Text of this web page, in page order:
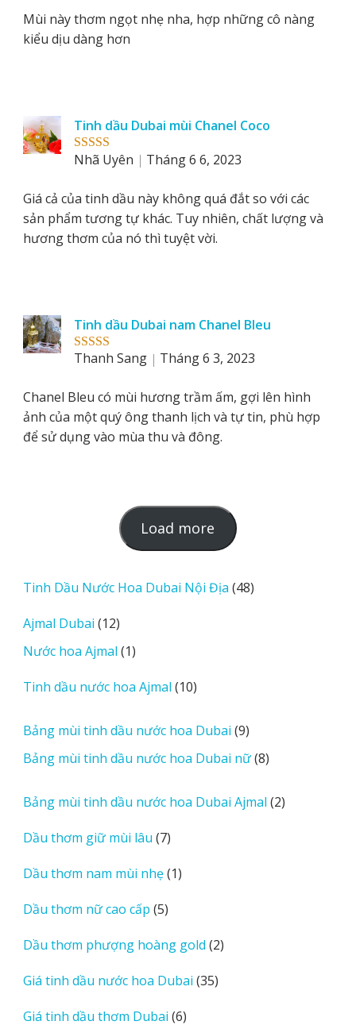
Mùi này thơm ngọt nhẹ nha, hợp những cô nàng
kiểu dịu dàng hơn
Rated5out
Tinh dầu Dubai mùi Chanel Coco
Nhã Uyên
Tháng 6 6, 2023
Giá cả của tinh dầu này không quá đắt so với các
sản phẩm tương tự khác. Tuy nhiên, chất lượng và
hương thơm của nó thì tuyệt vời.
Rated5out
Tinh dầu Dubai nam Chanel Bleu
Thanh Sang
Tháng 6 3, 2023
Chanel Bleu có mùi hương trầm ấm, gợi lên hình
ảnh của một quý ông thanh lịch và tự tin, phù hợp
để sử dụng vào mùa thu và đông.
Load more
o
d
v
e
s
Tinh Dầu Nước Hoa Dubai Nội Địa 4848
Ajmal Dubai 1212
sản
phẩm
Nước hoa Ajmal 11
phẩm
Tinh dầu nước hoa Ajmal 1010
phẩm
Bảng mùi tinh dầu nước hoa Dubai 99
sản
phẩm
Bảng mùi tinh dầu nước hoa Dubai nữ 88
phẩm
Bảng mùi tinh dầu nước hoa Dubai Ajmal 22
Dầu thơm giữ mùi lâu 77
phẩm
Dầu thơm nam mùi nhẹ 11
Dầu thơm nữ cao cấp 55
phẩm
Dầu thơm phượng hoàng gold 22
Giá tinh dầu nước hoa Dubai 3535
Giá tinh dầu thơm Dubai 66